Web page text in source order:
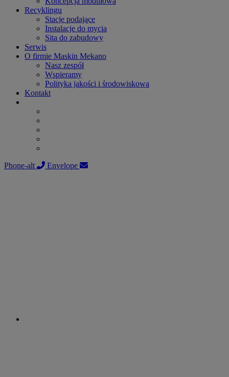
Recyklingu
Stacje podające
Instalacje do mycia
Sita do zabudowy
Serwis
O firmie Maskin Mekano
Nasz zespół
Wspieramy
Polityka jakości i środowiskowa
Kontakt
Phone-alt Envelope